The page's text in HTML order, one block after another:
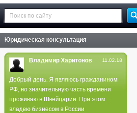
Полиция не нашла следов
поджога в лесах края
Юридическая консультация
11.02.18
Владимир Харитонов
Добрый день. Я являюсь гражданином
РФ, но значительную часть времени
проживаю в Швейцарии. При этом
владею бизнесом в России